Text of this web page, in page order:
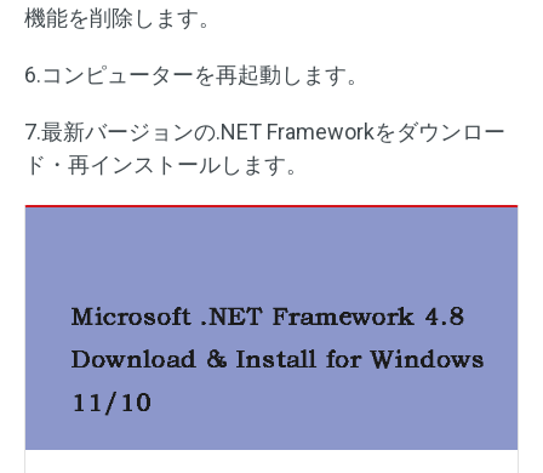
機能を削除します。
6.コンピューターを再起動します。
7.最新バージョンの.NET Frameworkをダウンロー
ド・再インストールします。